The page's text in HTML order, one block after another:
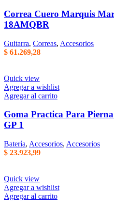
Correa Cuero Marquis
18AMQBR
Guitarra, Correas, Accesorios
$ 61.269,28
Quick view
Agregar a wishlist
Agregar al carrito
Goma Practica Para
GP 1
Batería, Accesorios, Accesorios
$ 23.923,99
Quick view
Agregar a wishlist
Agregar al carrito